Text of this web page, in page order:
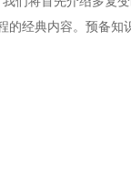
的经典内容。预备